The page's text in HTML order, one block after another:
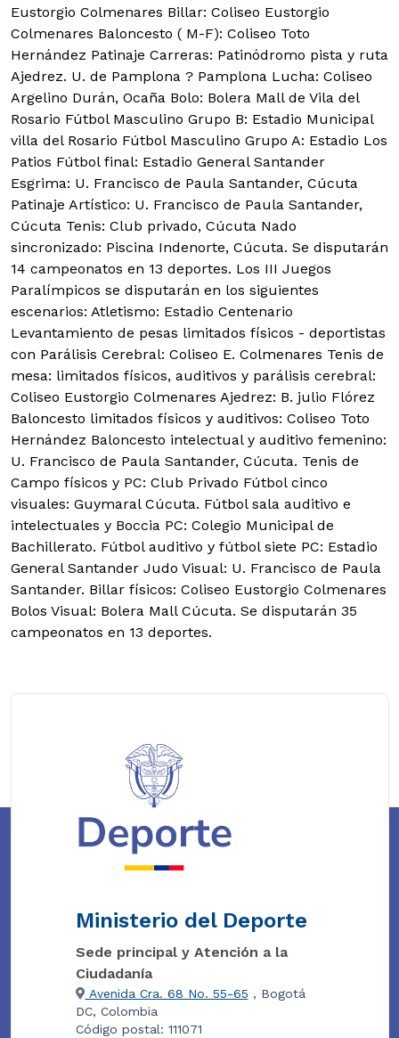
Eustorgio Colmenares Billar: Coliseo Eustorgio
Colmenares Baloncesto ( M-F): Coliseo Toto
Hernández Patinaje Carreras: Patinódromo pista y ruta
Ajedrez. U. de Pamplona ? Pamplona Lucha: Coliseo
Argelino Durán, Ocaña Bolo: Bolera Mall de Vila del
Rosario Fútbol Masculino Grupo B: Estadio Municipal
villa del Rosario Fútbol Masculino Grupo A: Estadio Los
Patios Fútbol final: Estadio General Santander
Esgrima: U. Francisco de Paula Santander, Cúcuta
Patinaje Artístico: U. Francisco de Paula Santander,
Cúcuta Tenis: Club privado, Cúcuta Nado
sincronizado: Piscina Indenorte, Cúcuta. Se disputarán
14 campeonatos en 13 deportes. Los III Juegos
Paralímpicos se disputarán en los siguientes
escenarios: Atletismo: Estadio Centenario
Levantamiento de pesas limitados físicos - deportistas
con Parálisis Cerebral: Coliseo E. Colmenares Tenis de
mesa: limitados físicos, auditivos y parálisis cerebral:
Coliseo Eustorgio Colmenares Ajedrez: B. julio Flórez
Baloncesto limitados físicos y auditivos: Coliseo Toto
Hernández Baloncesto intelectual y auditivo femenino:
U. Francisco de Paula Santander, Cúcuta. Tenis de
Campo físicos y PC: Club Privado Fútbol cinco
visuales: Guymaral Cúcuta. Fútbol sala auditivo e
intelectuales y Boccia PC: Colegio Municipal de
Bachillerato. Fútbol auditivo y fútbol siete PC: Estadio
General Santander Judo Visual: U. Francisco de Paula
Santander. Billar físicos: Coliseo Eustorgio Colmenares
Bolos Visual: Bolera Mall Cúcuta. Se disputarán 35
campeonatos en 13 deportes.
Ministerio del Deporte
Sede principal y Atención a la
Ciudadanía
Avenida Cra. 68 No. 55-65 , Bogotá
DC, Colombia
Código postal: 111071